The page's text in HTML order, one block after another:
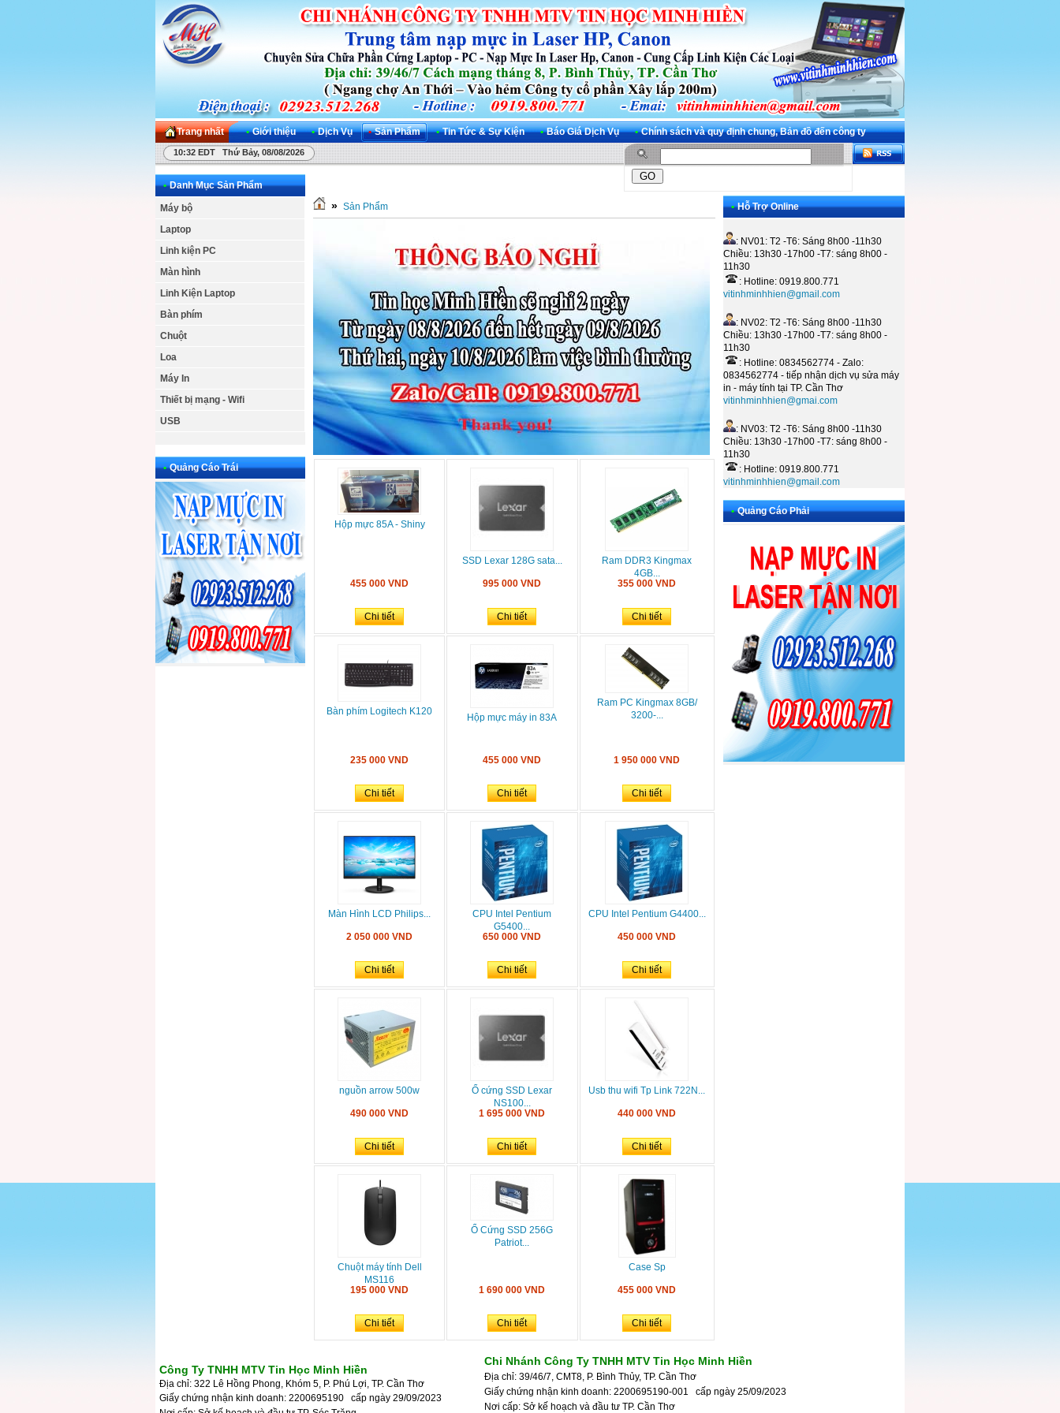
Trang nhất • Giới thiệu • Dịch Vụ • Sản Phẩm • Tin Tức & Sự Kiện • Báo Giá Dịch Vụ • Chính sách và quy định chung, Bản đồ đến công ty
10:32 EDT Thứ Bảy, 08/08/2026
• Danh Mục Sản Phẩm
Máy bộ
Laptop
Linh kiện PC
Màn hình
Linh Kiện Laptop
Bàn phím
Chuột
Loa
Máy In
Thiết bị mạng - Wifi
USB
• Quảng Cáo Trái
» Sản Phẩm
Hộp mực 85A - Shiny
455 000 VND
Chi tiết
SSD Lexar 128G sata...
995 000 VND
Chi tiết
Ram DDR3 Kingmax
4GB...
355 000 VND
Chi tiết
Bàn phím Logitech K120
235 000 VND
Chi tiết
Hộp mực máy in 83A
455 000 VND
Chi tiết
Ram PC Kingmax 8GB/
3200-...
1 950 000 VND
Chi tiết
Màn Hình LCD Philips...
2 050 000 VND
Chi tiết
CPU Intel Pentium
G5400...
650 000 VND
Chi tiết
CPU Intel Pentium G4400...
450 000 VND
Chi tiết
nguồn arrow 500w
490 000 VND
Chi tiết
Ổ cứng SSD Lexar
NS100...
1 695 000 VND
Chi tiết
Usb thu wifi Tp Link 722N...
440 000 VND
Chi tiết
Chuột máy tính Dell
MS116
195 000 VND
Chi tiết
Ổ Cứng SSD 256G
Patriot...
1 690 000 VND
Chi tiết
Case Sp
455 000 VND
Chi tiết
• Hỗ Trợ Online
: NV01: T2 -T6: Sáng 8h00 -11h30
Chiều: 13h30 -17h00 -T7: sáng 8h00 -
11h30
: Hotline: 0919.800.771
vitinhminhhien@gmail.com
: NV02: T2 -T6: Sáng 8h00 -11h30
Chiều: 13h30 -17h00 -T7: sáng 8h00 -
11h30
: Hotline: 0834562774 - Zalo:
0834562774 - tiếp nhận dịch vụ sửa máy
in - máy tính tại TP. Cần Thơ
vitinhminhhien@gmai.com
: NV03: T2 -T6: Sáng 8h00 -11h30
Chiều: 13h30 -17h00 -T7: sáng 8h00 -
11h30
: Hotline: 0919.800.771
vitinhminhhien@gmail.com
• Quảng Cáo Phải
Công Ty TNHH MTV Tin Học Minh Hiền
Địa chỉ: 322 Lê Hồng Phong, Khóm 5, P. Phú Lợi, TP. Cần Thơ
Giấy chứng nhận kinh doanh: 2200695190 cấp ngày 29/09/2023
Chi Nhánh Công Ty TNHH MTV Tin Học Minh Hiền
Địa chỉ: 39/46/7, CMT8, P. Bình Thủy, TP. Cần Thơ
Giấy chứng nhận kinh doanh: 2200695190-001 cấp ngày 25/09/2023
Nơi cấp: Sở kế hoạch và đầu tư TP. Cần Thơ